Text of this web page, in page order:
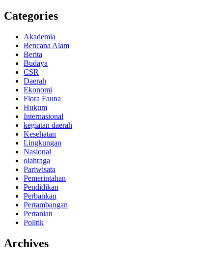
Categories
Akademia
Bencana Alam
Berita
Budaya
CSR
Daerah
Ekonomi
Flora Fauna
Hukum
Internasional
kegiatan daerah
Kesehatan
Lingkungan
Nasional
olahraga
Pariwisata
Pemerintahan
Pendidikan
Perbankan
Pertambangan
Pertanian
Politik
Archives